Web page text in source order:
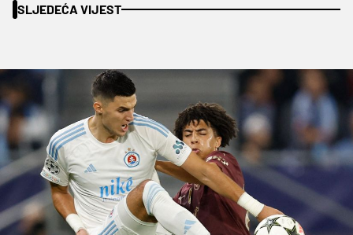
SLJEDEĆA VIJEST